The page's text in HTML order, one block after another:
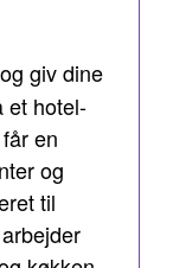
og giv dine
et hotel-
en
og
til